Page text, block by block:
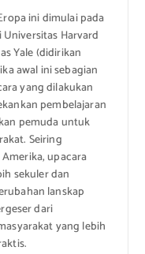
ini dimulai pada
Harvard
Yale (didirikan
awal ini sebagian
yang dilakukan
pembelajaran
pemuda untuk
Seiring
upacara
sekuler dan
lanskap
dari
yang lebih